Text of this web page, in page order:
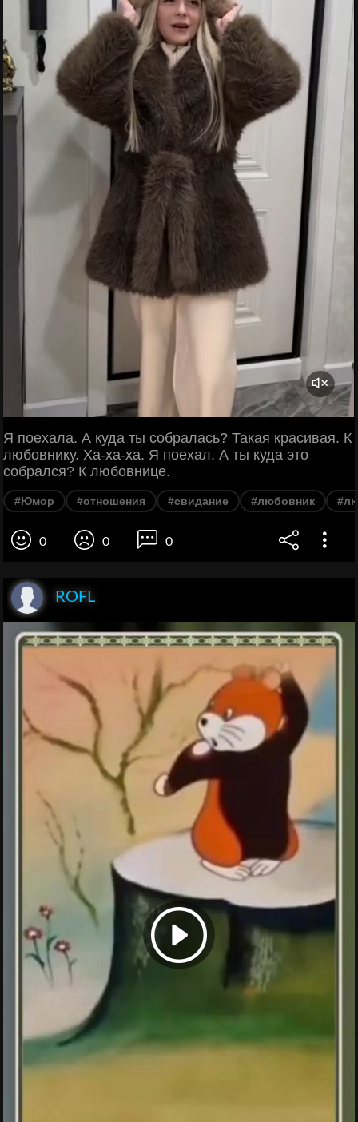
Я поехала. А куда ты собралась? Такая красивая. К
любовнику. Ха-ха-ха. Я поехал. А ты куда это
собрался? К любовнице.
#Юмор #отношения #свидание #любовник
0 0 0
ROFL